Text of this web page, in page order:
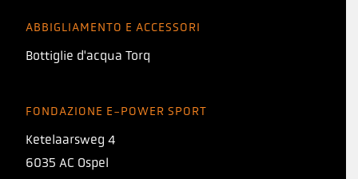
ABBIGLIAMENTO E ACCESSORI
Bottiglie d'acqua Torq
FONDAZIONE E-POWER SPORT
Ketelaarsweg 4
6035 AC Ospel